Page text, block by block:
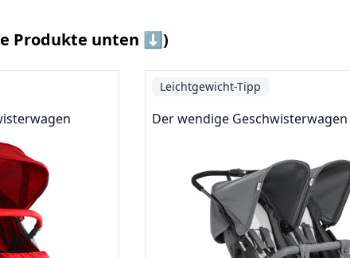
Produkte unten ⬇️)
Leichtgewicht-Tipp
Der wendige Geschwisterwagen